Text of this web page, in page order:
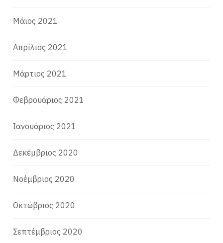
Μάιος 2021
Απρίλιος 2021
Μάρτιος 2021
Φεβρουάριος 2021
Ιανουάριος 2021
Δεκέμβριος 2020
Νοέμβριος 2020
Οκτώβριος 2020
Σεπτέμβριος 2020